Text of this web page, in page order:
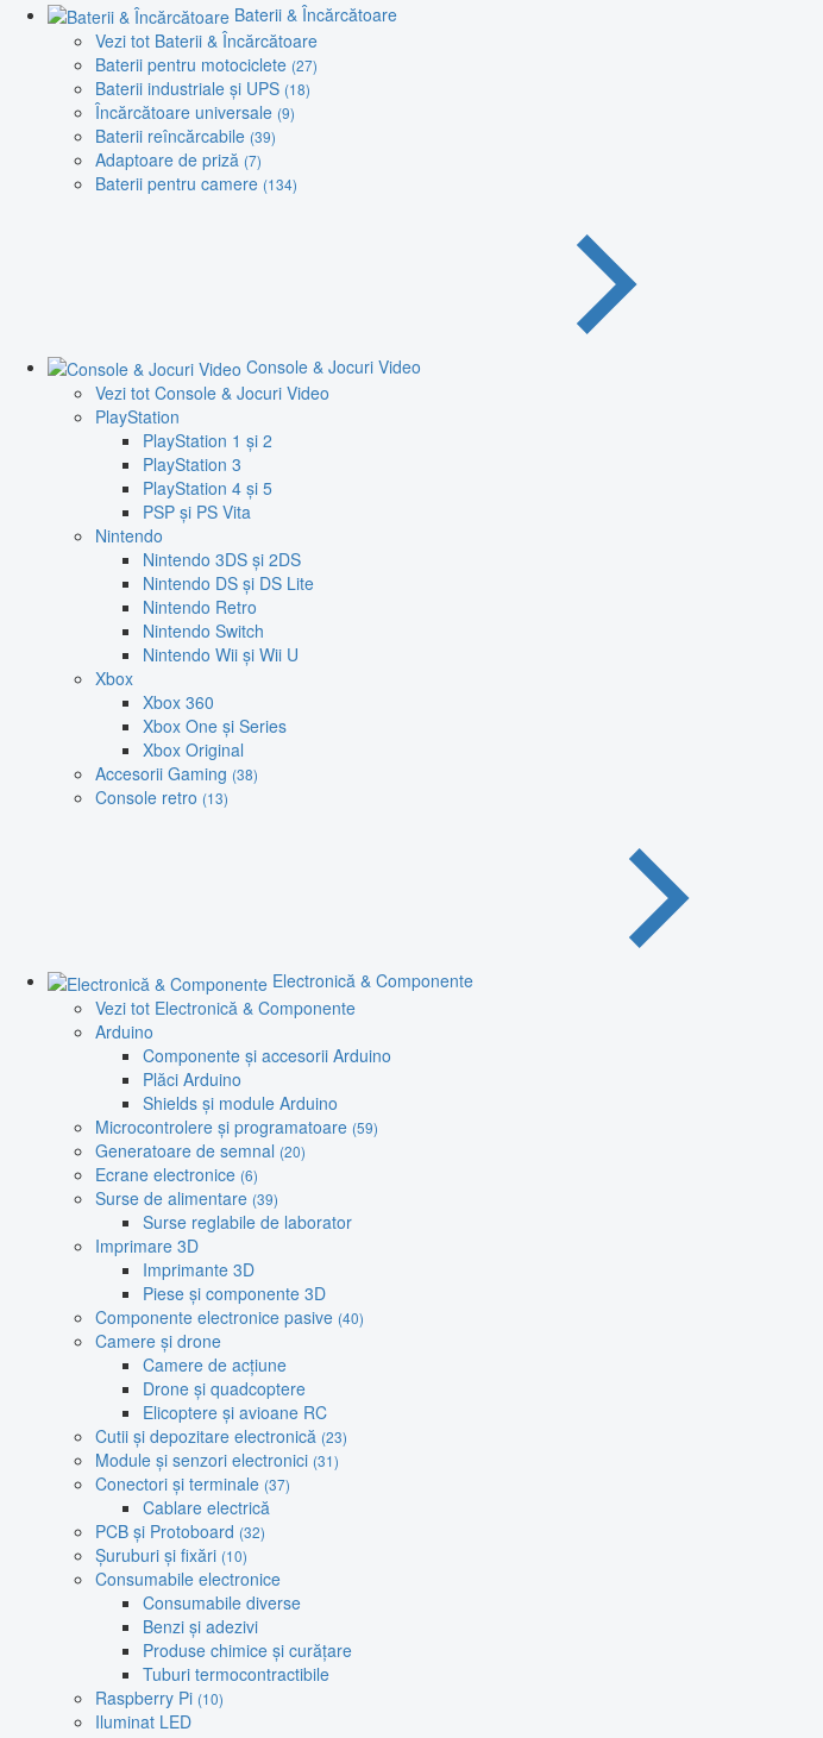
Baterii & Încărcătoare
Vezi tot Baterii & Încărcătoare
Baterii pentru motociclete (27)
Baterii industriale și UPS (18)
Încărcătoare universale (9)
Baterii reîncărcabile (39)
Adaptoare de priză (7)
Baterii pentru camere (134)
Console & Jocuri Video
Vezi tot Console & Jocuri Video
PlayStation
PlayStation 1 și 2
PlayStation 3
PlayStation 4 și 5
PSP și PS Vita
Nintendo
Nintendo 3DS și 2DS
Nintendo DS și DS Lite
Nintendo Retro
Nintendo Switch
Nintendo Wii și Wii U
Xbox
Xbox 360
Xbox One și Series
Xbox Original
Accesorii Gaming (38)
Console retro (13)
Electronică & Componente
Vezi tot Electronică & Componente
Arduino
Componente și accesorii Arduino
Plăci Arduino
Shields și module Arduino
Microcontrolere și programatoare (59)
Generatoare de semnal (20)
Ecrane electronice (6)
Surse de alimentare (39)
Surse reglabile de laborator
Imprimare 3D
Imprimante 3D
Piese și componente 3D
Componente electronice pasive (40)
Camere și drone
Camere de acțiune
Drone și quadcoptere
Elicoptere și avioane RC
Cutii și depozitare electronică (23)
Module și senzori electronici (31)
Conectori și terminale (37)
Cablare electrică
PCB și Protoboard (32)
Șuruburi și fixări (10)
Consumabile electronice
Consumabile diverse
Benzi și adezivi
Produse chimice și curățare
Tuburi termocontractibile
Raspberry Pi (10)
Iluminat LED